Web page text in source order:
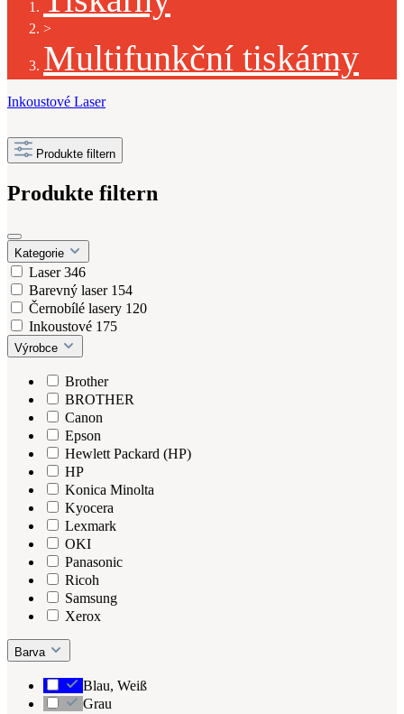
>
Multifunkční tiskárny
Inkoustové Laser
Produkte filtern
Produkte filtern
Kategorie
Laser346
Barevný laser 154
Černobílé lasery 120
Inkoustové 175
Výrobce
Brother
BROTHER
Canon
Epson
Hewlett Packard (HP)
HP
Konica Minolta
Kyocera
Lexmark
OKI
Panasonic
Ricoh
Samsung
Xerox
Barva
Blau, Weiß
Grau